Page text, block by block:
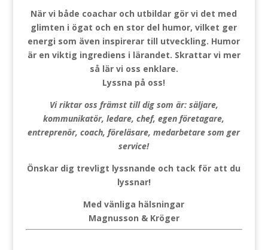
När vi både coachar och utbildar gör vi det med
glimten i ögat och en stor del humor, vilket ger
energi som även inspirerar till utveckling. Humor
är en viktig ingrediens i lärandet. Skrattar vi mer
så lär vi oss enklare.
Lyssna på oss!
Vi riktar oss främst till dig som är: säljare,
kommunikatör, ledare, chef, egen företagare,
entreprenör, coach, föreläsare, medarbetare som ger
service!
Önskar dig trevligt lyssnande och tack för att du
lyssnar!
Med vänliga hälsningar
Magnusson & Kröger